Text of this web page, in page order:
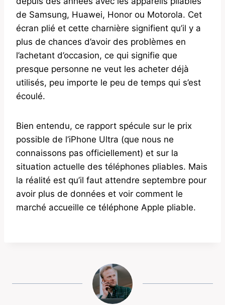
de Samsung, Huawei, Honor ou Motorola. Cet
écran plié et cette charnière signifient qu’il y a
plus de chances d’avoir des problèmes en
l’achetant d’occasion, ce qui signifie que
presque personne ne veut les acheter déjà
utilisés, peu importe le peu de temps qui s’est
écoulé.
Bien entendu, ce rapport spécule sur le prix
possible de l’iPhone Ultra (que nous ne
connaissons pas officiellement) et sur la
situation actuelle des téléphones pliables. Mais
la réalité est qu’il faut attendre septembre pour
avoir plus de données et voir comment le
marché accueille ce téléphone Apple pliable.